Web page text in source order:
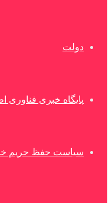
دولت
پایگاه خبری فناوری
سیاست حفظ حریم